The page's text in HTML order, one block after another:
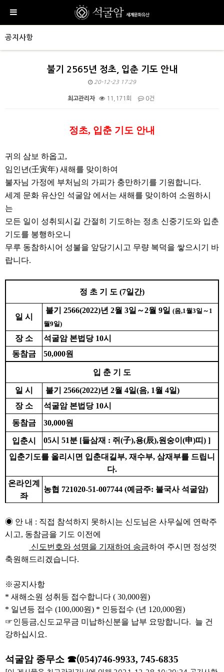
공지사항
불기 2565년 정초, 입춘 기도 안내
20-12-23 17:29
최고관리자 11,171회 0건
정초, 입춘 기도 안내
귀의 삼보 하옵고,
임인년(壬寅年) 새해를 맞이하여
불자님 가정에 부처님의 가피가 충만하기를 기원합니다.
세계 문화 유산인 석굴암 에서는 새해를 맞이하여 소원하시
는
모든 일이 성취되시길 간절히 기도하는 정초 신중기도와 입춘
기도를 봉행하오니
무루 동참하시어 성불을 앞당기시고 무량 복덕을 쌓으시기 바
랍니다.
정 초 기 도 (7일간)
일 시
불기 2566(2022)년 2월 3일～2월 9일 (음,1월3일～1
월9일)
장 소 석굴암 본법당 10시
동참금
50,000원
입 춘 기 도
일 시
불기 2566(2022)년 2월 4일(음, 1월 4일)
장 소
석굴암 본법당 10시
동참금
30,000원
입춘시
05시 51분 [들삼재 : 쥐(子),용(辰),원숭이(申)띠) ]
입춘기도를 올리시면 입춘대길부, 재수부, 삼재부를 드립니
다.
온라인계
좌
농협 721020-51-007744 (예금주: 불국사 석굴암)
◉ 안 내 : 직접 참석하지 못하시는 신도님은 사무실에 연락주
시고, 동참금을 기도 이전에
신도번호와 성명을 기재하여 송금하여 주시면 정성껏
축원해드리겠습니다.
※공지사항
* 새해소원 성취등 접수합니다 ( 30,000원)
* 일년등 접수 (100,000원) * 인등접수 (년 120,000원)
☞인등금,신도교무금 미납하신분을 납부 요망합니다. 늘 건
강하십시요.
석굴암 종무소 ☎(054)746-9933, 745-6835